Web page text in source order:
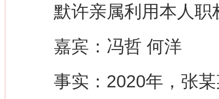
默许亲属利用本人职
嘉宾：冯哲 何洋
事实：2020年，张某